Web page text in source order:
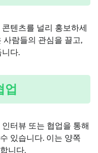
텐츠를 널리 홍보하세
사람들의 관심을 끌고,
다.
업
터뷰 또는 협업을 통해
있습니다. 이는 양쪽
니다.